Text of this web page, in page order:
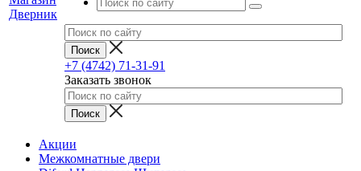
+7 (4742) 71-31-91
Заказать звонок
Акции
Межкомнатные двери